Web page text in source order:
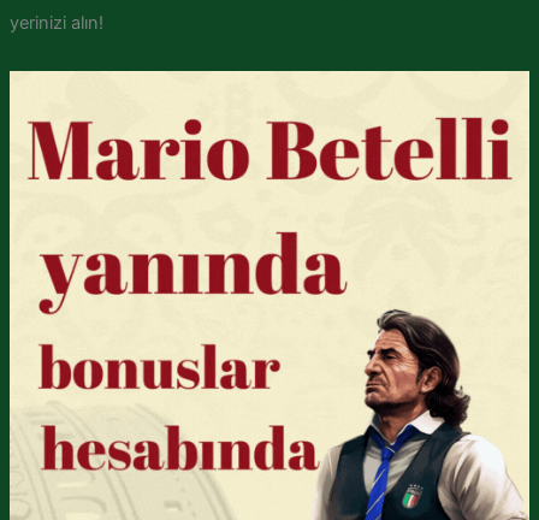
yerinizi alın!